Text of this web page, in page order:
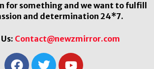
for something and we want to fulfill
and determination 24*7.
Contact@newzmirror.com